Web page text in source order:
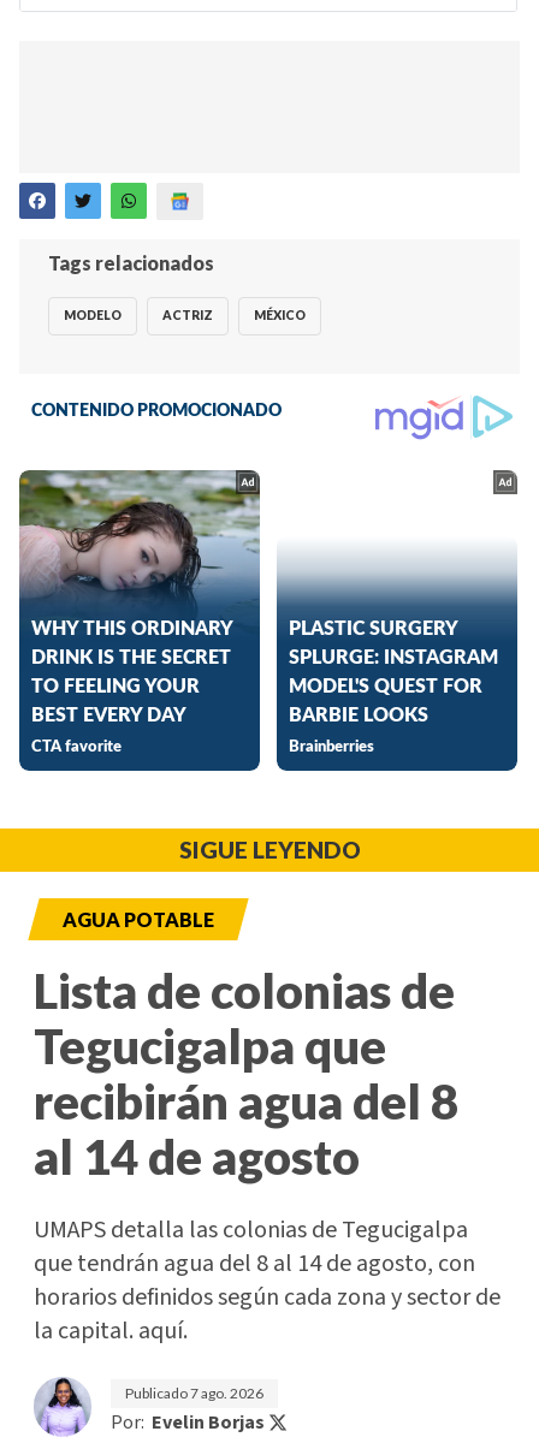
Tags relacionados
MODELO ACTRIZ MÉXICO
SIGUE LEYENDO
AGUA POTABLE
Lista de colonias de
Tegucigalpa que
recibirán agua del 8
al 14 de agosto
UMAPS detalla las colonias de Tegucigalpa
que tendrán agua del 8 al 14 de agosto, con
horarios definidos según cada zona y sector de
la capital. aquí.
Publicado7 ago. 2026
Por: Evelin Borjas